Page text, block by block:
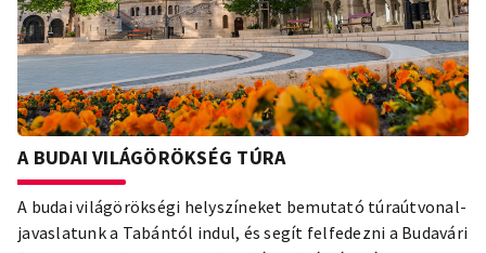
A BUDAI VILÁGÖRÖKSÉG TÚRA
A budai világörökségi helyszíneket bemutató túraútvonal-
javaslatunk a Tabántól indul, és segít felfedezni a Budavári